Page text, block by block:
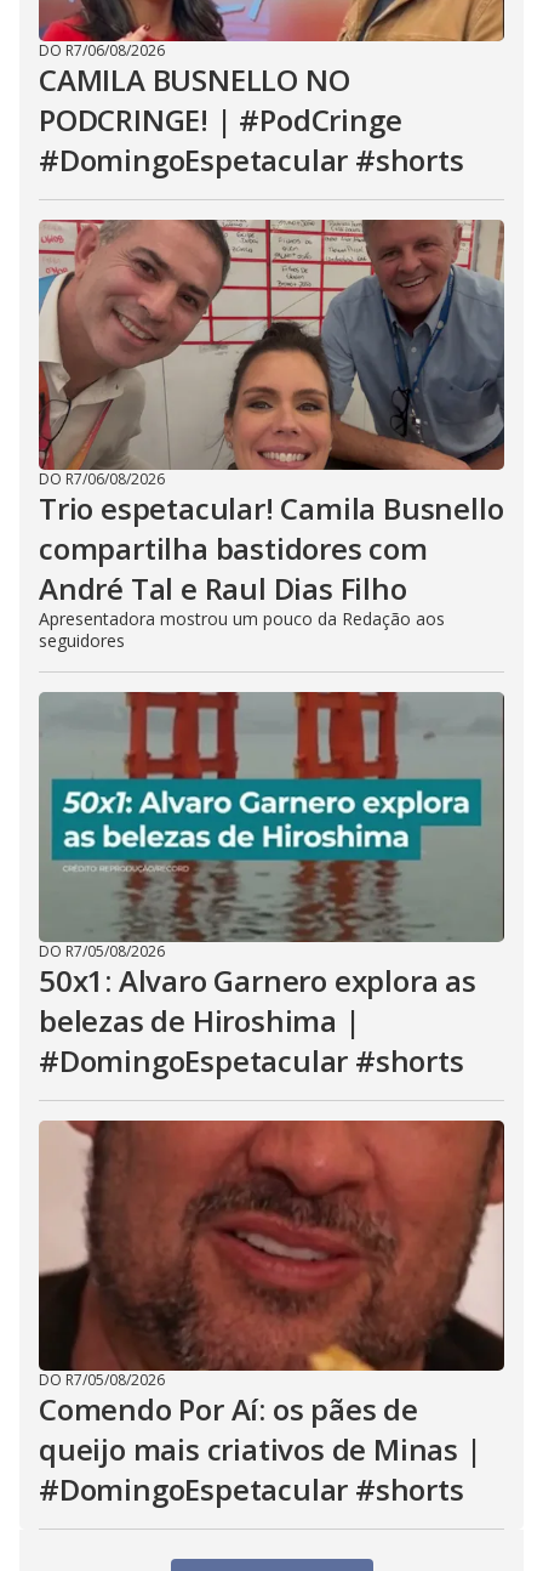
DO R7/06/08/2026
CAMILA BUSNELLO NO
PODCRINGE! | #PodCringe
#DomingoEspetacular #shorts
DO R7/06/08/2026
Trio espetacular! Camila Busnello
compartilha bastidores com
André Tal e Raul Dias Filho
Apresentadora mostrou um pouco da Redação aos
seguidores
DO R7/05/08/2026
50x1: Alvaro Garnero explora as
belezas de Hiroshima |
#DomingoEspetacular #shorts
DO R7/05/08/2026
Comendo Por Aí: os pães de
queijo mais criativos de Minas |
#DomingoEspetacular #shorts